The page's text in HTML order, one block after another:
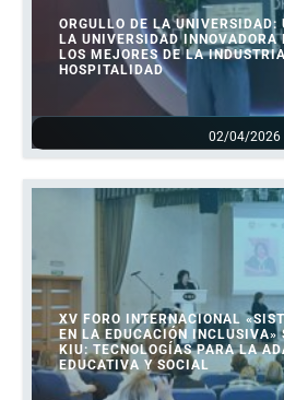
02/04/2026
ORGULLO DE LA UNIVERSIDAD:
LA UNIVERSIDAD INNOVADORA
LOS MEJORES DE LA
HOSPITALIDAD
XV FORO INTERNACIONAL
EN LA EDUCACIÓN INCLUSIVA»
KIU: TECNOLOGÍAS PARA LA
EDUCATIVA Y SOCIAL